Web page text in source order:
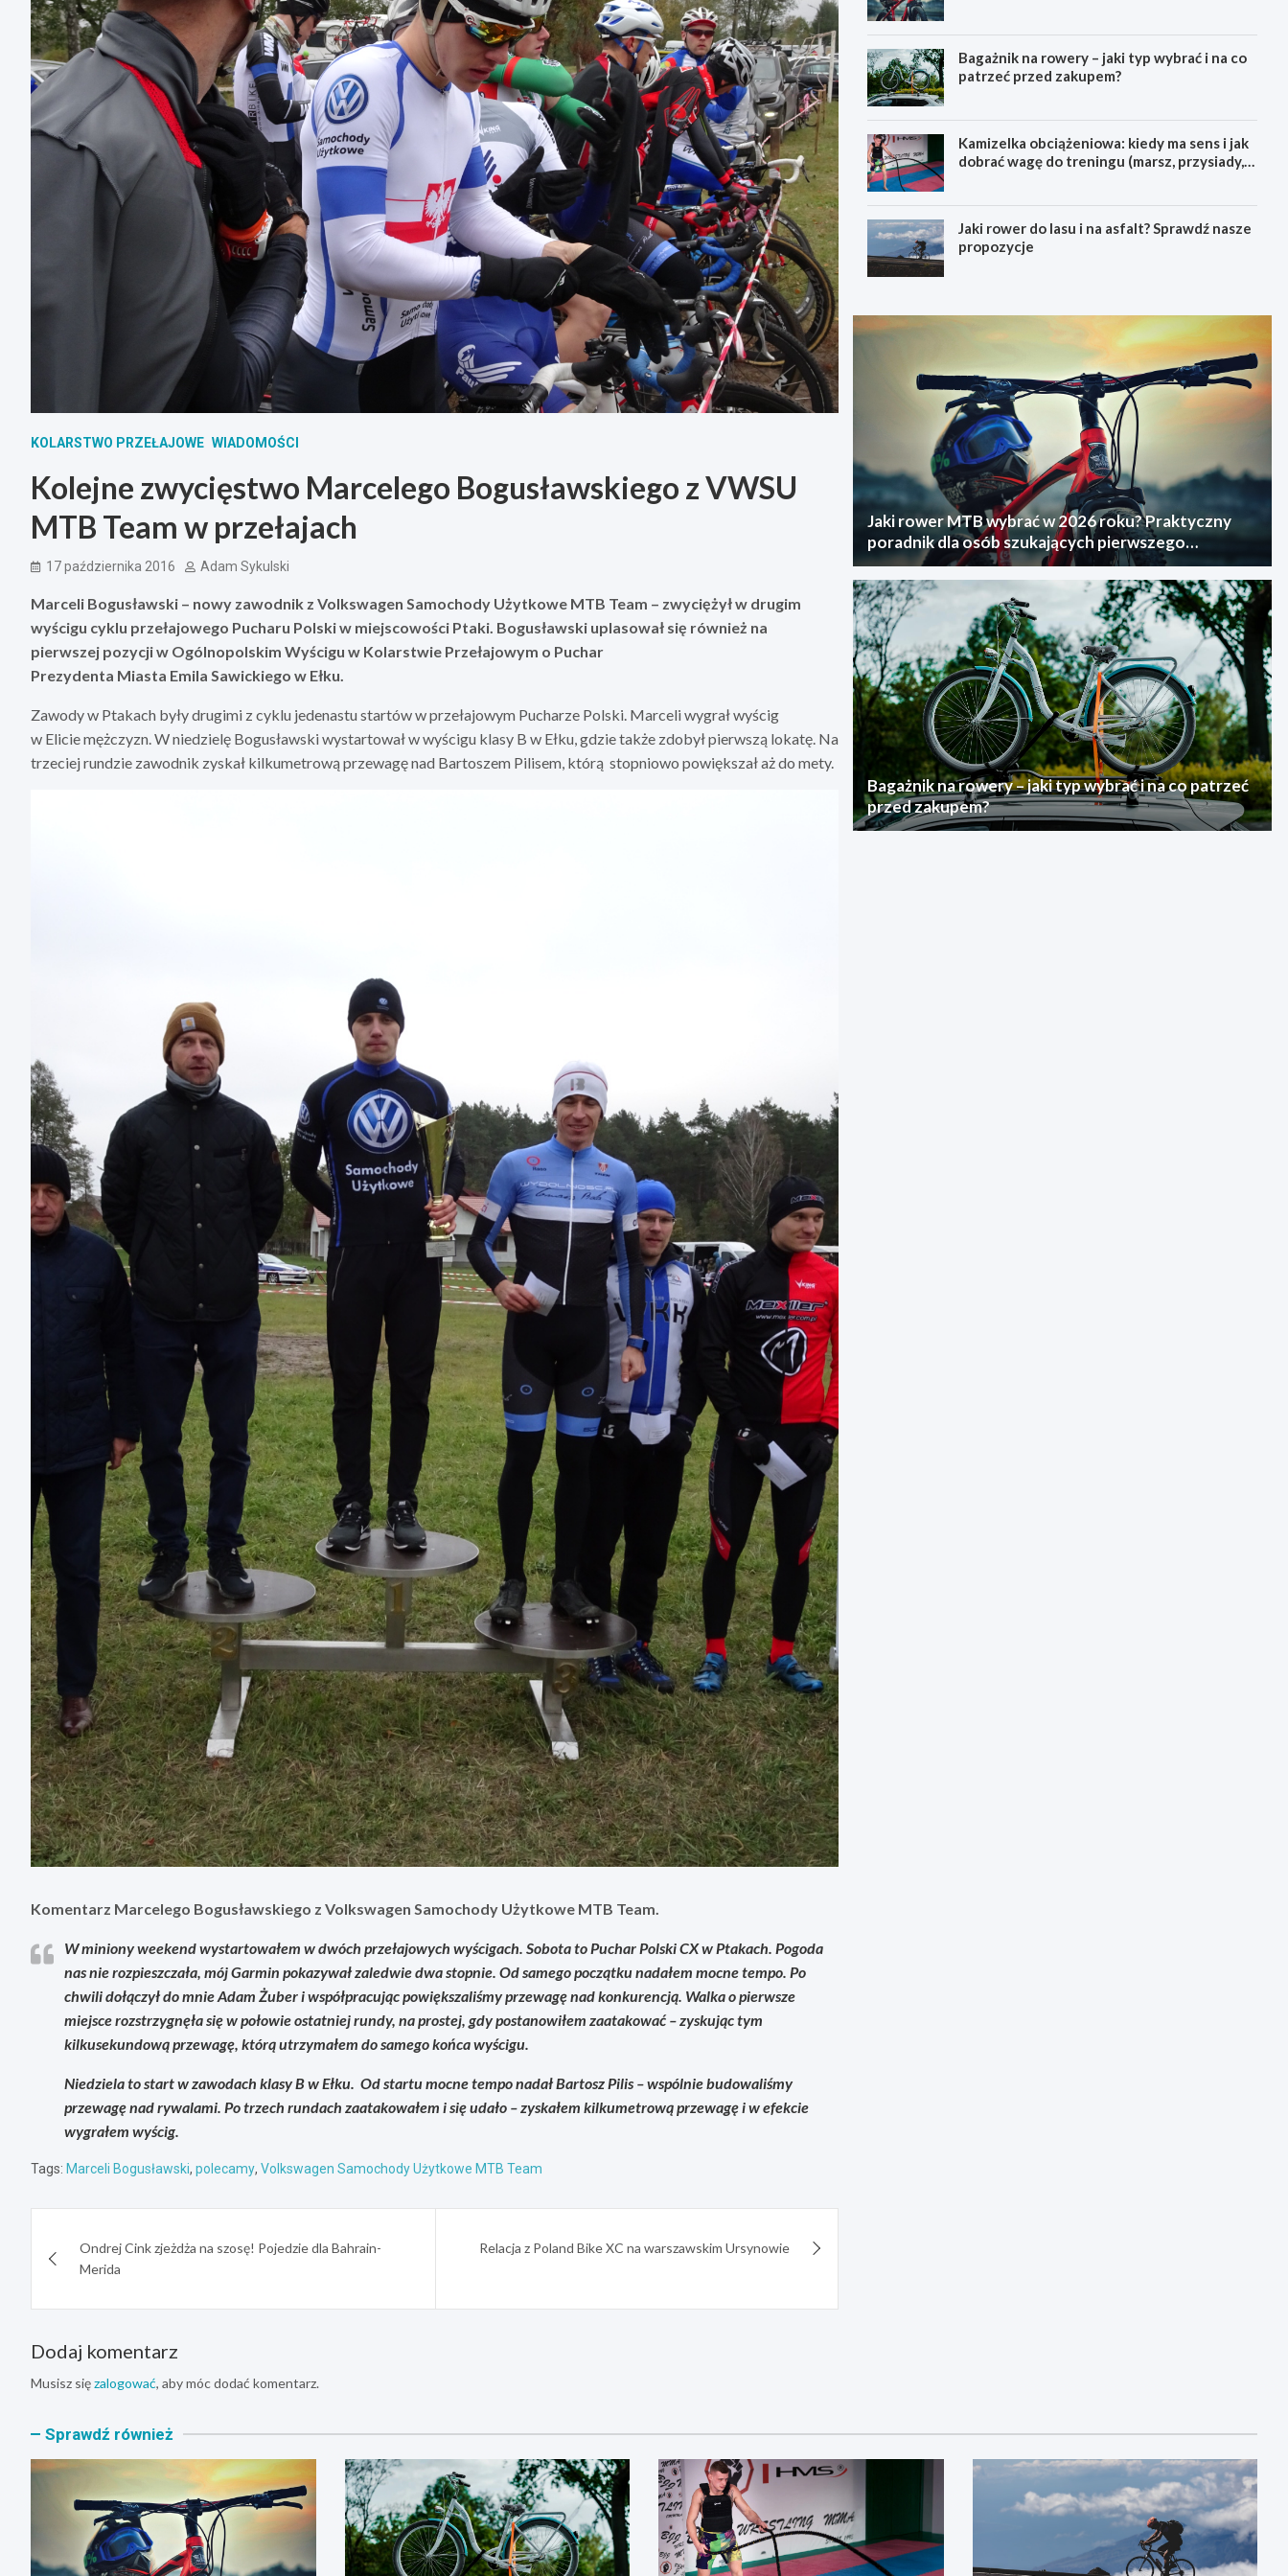
KOLARSTWO PRZEŁAJOWE WIADOMOŚCI
Kolejne zwycięstwo Marcelego Bogusławskiego z VWSU
MTB Team w przełajach
17 października 2016 Adam Sykulski
Marceli Bogusławski – nowy zawodnik z Volkswagen Samochody Użytkowe MTB Team – zwyciężył w drugim
wyścigu cyklu przełajowego Pucharu Polski w miejscowości Ptaki. Bogusławski uplasował się również na
pierwszej pozycji w Ogólnopolskim Wyścigu w Kolarstwie Przełajowym o Puchar
Prezydenta Miasta Emila Sawickiego w Ełku.
Zawody w Ptakach były drugimi z cyklu jedenastu startów w przełajowym Pucharze Polski. Marceli wygrał wyścig
w Elicie mężczyzn. W niedzielę Bogusławski wystartował w wyścigu klasy B w Ełku, gdzie także zdobył pierwszą lokatę. Na
trzeciej rundzie zawodnik zyskał kilkumetrową przewagę nad Bartoszem Pilisem, którą stopniowo powiększał aż do mety.
Komentarz Marcelego Bogusławskiego z Volkswagen Samochody Użytkowe MTB Team.
W miniony weekend wystartowałem w dwóch przełajowych wyścigach. Sobota to Puchar Polski CX w Ptakach. Pogoda
nas nie rozpieszczała, mój Garmin pokazywał zaledwie dwa stopnie. Od samego początku nadałem mocne tempo. Po
chwili dołączył do mnie Adam Żuber i współpracując powiększaliśmy przewagę nad konkurencją. Walka o pierwsze
miejsce rozstrzygnęła się w połowie ostatniej rundy, na prostej, gdy postanowiłem zaatakować – zyskując tym
kilkusekundową przewagę, którą utrzymałem do samego końca wyścigu.
Niedziela to start w zawodach klasy B w Ełku. Od startu mocne tempo nadał Bartosz Pilis – wspólnie budowaliśmy
przewagę nad rywalami. Po trzech rundach zaatakowałem i się udało – zyskałem kilkumetrową przewagę i w efekcie
wygrałem wyścig.
Tags: Marceli Bogusławski, polecamy, Volkswagen Samochody Użytkowe MTB Team
wpisuOndrej Cink zjeżdża na szosę! Pojedzie dla Bahrain-
Merida
Relacja z Poland Bike XC na warszawskim Ursynowie
Dodaj komentarz
Musisz sięzalogować, aby móc dodać komentarz.
Bagażnik na rowery – jaki typ wybrać i na co
patrzeć przed zakupem?
Kamizelka obciążeniowa: kiedy ma sens i jak
dobrać wagę do treningu (marsz, przysiady,
Jaki rower do lasu i na asfalt? Sprawdź nasze
propozycje
Jaki rower MTB wybrać w 2026 roku? Praktyczny
poradnik dla osób szukających pierwszego
górskiego roweru
Bagażnik na rowery – jaki typ wybrać i na co patrzeć
przed zakupem?
Sprawdź również